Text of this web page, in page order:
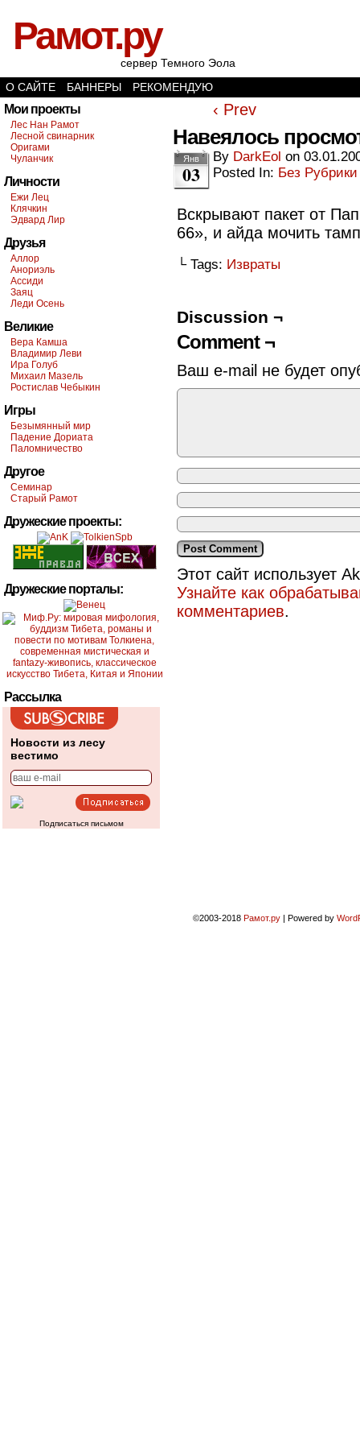
Рамот.ру
сервер Темного Эола
О САЙТЕ
БАННЕРЫ РЕКОМЕНДУЮ
Мои проекты
Лес Нан Рамот
Лесной свинарник
Оригами
Чуланчик
Личности
Ежи Лец
Клячкин
Эдвард Лир
Друзья
Аллор
Анориэль
Ассиди
Заяц
Леди Осень
Великие
Вера Камша
Владимир Леви
Ира Голуб
Михаил Мазель
Ростислав Чебыкин
Игры
Безымянный мир
Падение Дориата
Паломничество
Другое
Семинар
Старый Рамот
Дружеские проекты:
Дружеские порталы:
Рассылка
Новости из лесу
вестимо
Подписаться письмом
‹ Prev
Навеялось
Янв
03
By DarkEol on
Posted In: Без Рубрики
Вскрывают пакет от
66», и айда мочить
└ Tags: Извраты
Discussion ¬
Comment ¬
Ваш e-mail не будет
Этот сайт использует
Узнайте как
комментариев.
©2003-2018 Рамот.ру | Powered by